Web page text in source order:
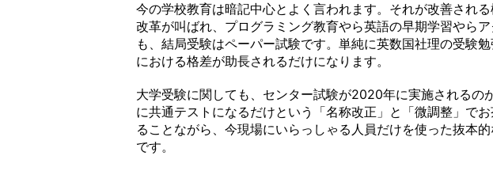
今の学校教育は暗記中心とよく言われます。それが改善され
改革が叫ばれ、プログラミング教育やら英語の早期学習やら
も、結局受験はペーパー試験です。単純に英数国社理の受験
における格差が助長されるだけになります。
大学受験に関しても、センター試験が2020年に実施されるの
に共通テストになるだけという「名称改正」と「微調整」で
ることながら、今現場にいらっしゃる人員だけを使った抜本
です。